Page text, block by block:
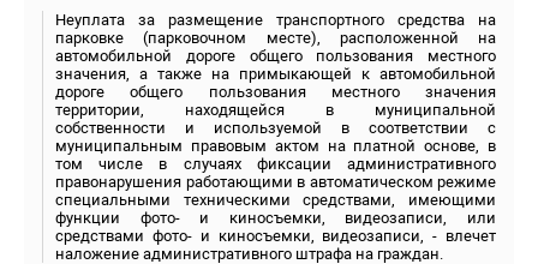
Неуплата за размещение транспортного средства на
парковке (парковочном месте), расположенной на
автомобильной дороге общего пользования местного
значения, а также на примыкающей к автомобильной
дороге общего пользования местного значения
территории, находящейся в муниципальной
собственности и используемой в соответствии с
муниципальным правовым актом на платной основе, в
том числе в случаях фиксации административного
правонарушения работающими в автоматическом режиме
специальными техническими средствами, имеющими
функции фото- и киносъемки, видеозаписи, или
средствами фото- и киносъемки, видеозаписи, - влечет
наложение административного штрафа на граждан.